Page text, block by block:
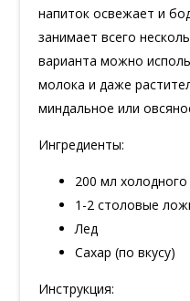
напиток освежает и
занимает всего
варианта можно
молока и даже
миндальное или
Ингредиенты:
200 мл
1-2 столовые
Лед
Сахар (по вкусу)
Инструкция: